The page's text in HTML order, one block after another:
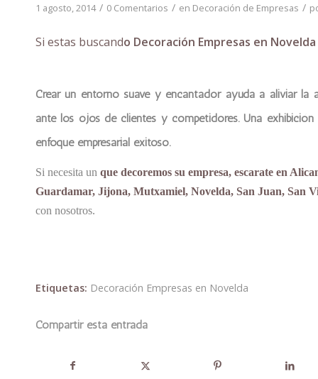
1 agosto, 2014 / 0 Comentarios / en Decoración de Empresas /
Si estas buscando Decoración Empresas en Novelda
Crear un entorno suave y encantador ayuda a aliviar la
ante los ojos de clientes y competidores. Una
enfoque empresarial exitoso.
Si necesita un que decoremos su empresa, escarate en
Guardamar, Jijona, Mutxamiel, Novelda, San Juan, San
con nosotros.
Etiquetas: Decoración Empresas en Novelda
Compartir esta entrada